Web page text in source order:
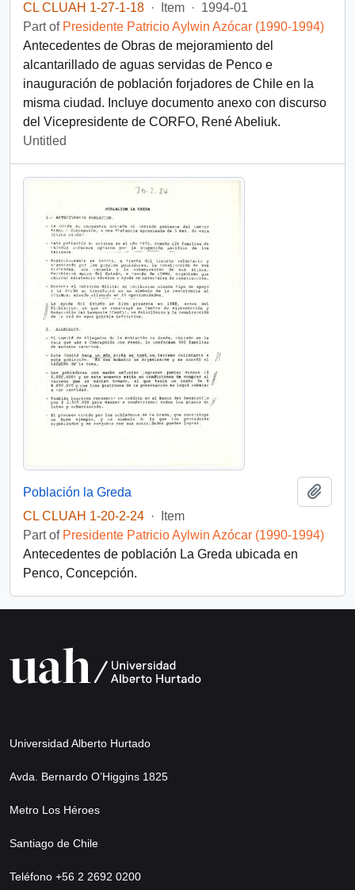
CL CLUAH 1-27-1-18 · Item · 1994-01
Part of Presidente Patricio Aylwin Azócar (1990-1994)
Antecedentes de Obras de mejoramiento del
alcantarillado de aguas servidas de Penco e
inauguración de población forjadores de Chile en la
misma ciudad. Incluye documento anexo con discurso
del Vicepresidente de CORFO, René Abeliuk.
Untitled
Población la Greda
CL CLUAH 1-20-2-24 ·
Item
Part of Presidente Patricio Aylwin Azócar (1990-1994)
Antecedentes de población La Greda ubicada en
Penco, Concepción.
Universidad Alberto Hurtado
Avda. Bernardo O’Higgins 1825
Metro Los Héroes
Santiago de Chile
Teléfono +56 2 2692 0200